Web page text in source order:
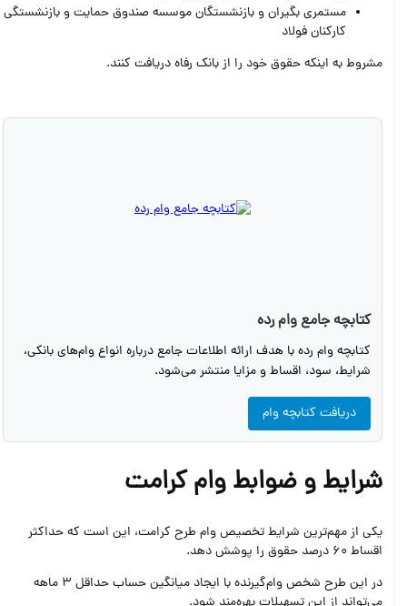
مستمری بگیران و بازنشستگان موسسه صندوق حمایت و بازنشستگی
کارکنان فولاد
مشروط به اینکه حقوق خود را از بانک رفاه دریافت کنند.
کتابچه جامع وام رده
کتابچه وام رده با هدف ارائه اطلاعات جامع درباره انواع وام‌های بانکی،
شرایط، سود، اقساط و مزایا منتشر می‌شود.
دریافت کتابچه وام
شرایط و ضوابط وام کرامت
یکی از مهم‌ترین شرایط تخصیص وام طرح کرامت، این است که حداکثر
اقساط 60 درصد حقوق را پوشش دهد.
در این طرح شخص وام‌گیرنده با ایجاد میانگین حساب حداقل 3 ماهه